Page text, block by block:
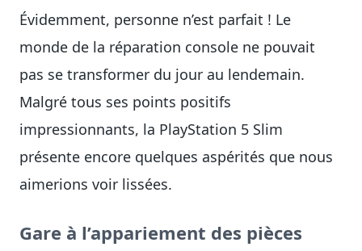
Évidemment, personne n’est parfait ! Le
monde de la réparation console ne pouvait
pas se transformer du jour au lendemain.
Malgré tous ses points positifs
impressionnants, la PlayStation 5 Slim
présente encore quelques aspérités que nous
aimerions voir lissées.
Gare à l’appariement des pièces